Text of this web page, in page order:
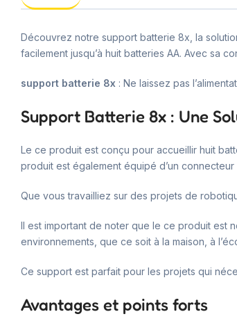
Découvrez notre support batterie 8x, la
facilement jusqu’à huit batteries AA. Avec sa
support batterie 8x : Ne laissez pas
Support Batterie 8x : Une
Le ce produit est conçu pour accueillir huit
produit est également équipé d’un
Que vous travailliez sur des projets de
Il est important de noter que le ce produit est
environnements, que ce soit à la maison, à
Ce support est parfait pour les projets qui
Avantages et points forts